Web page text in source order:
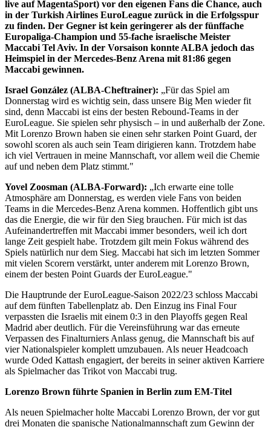
live auf MagentaSport) vor den eigenen Fans die Chance, auch
in der Turkish Airlines EuroLeague zurück in die Erfolgsspur
zu finden. Der Gegner ist kein geringerer als der fünffache
Europaliga-Champion und 55-fache israelische Meister
Maccabi Tel Aviv. In der Vorsaison konnte ALBA jedoch das
Heimspiel in der Mercedes-Benz Arena mit 81:86 gegen
Maccabi gewinnen.
Israel González (ALBA-Cheftrainer): „Für das Spiel am
Donnerstag wird es wichtig sein, dass unsere Big Men wieder fit
sind, denn Maccabi ist eins der besten Rebound-Teams in der
EuroLeague. Sie spielen sehr physisch – in und außerhalb der Zone.
Mit Lorenzo Brown haben sie einen sehr starken Point Guard, der
sowohl scoren als auch sein Team dirigieren kann. Trotzdem habe
ich viel Vertrauen in meine Mannschaft, vor allem weil die Chemie
auf und neben dem Platz stimmt."
Yovel Zoosman (ALBA-Forward): „Ich erwarte eine tolle
Atmosphäre am Donnerstag, es werden viele Fans von beiden
Teams in die Mercedes-Benz Arena kommen. Hoffentlich gibt uns
das die Energie, die wir für den Sieg brauchen. Für mich ist das
Aufeinandertreffen mit Maccabi immer besonders, weil ich dort
lange Zeit gespielt habe. Trotzdem gilt mein Fokus während des
Spiels natürlich nur dem Sieg. Maccabi hat sich im letzten Sommer
mit vielen Scorern verstärkt, unter anderem mit Lorenzo Brown,
einem der besten Point Guards der EuroLeague."
Die Hauptrunde der EuroLeague-Saison 2022/23 schloss Maccabi
auf dem fünften Tabellenplatz ab. Den Einzug ins Final Four
verpassten die Israelis mit einem 0:3 in den Playoffs gegen Real
Madrid aber deutlich. Für die Vereinsführung war das erneute
Verpassen des Finalturniers Anlass genug, die Mannschaft bis auf
vier Nationalspieler komplett umzubauen. Als neuer Headcoach
wurde Oded Kattash engagiert, der bereits in seiner aktiven Karriere
als Spielmacher das Trikot von Maccabi trug.
Lorenzo Brown führte Spanien in Berlin zum EM-Titel
Als neuen Spielmacher holte Maccabi Lorenzo Brown, der vor gut
drei Monaten die spanische Nationalmannschaft zum Gewinn der